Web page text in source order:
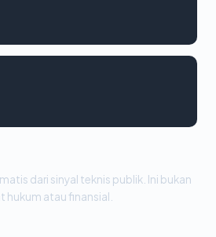
dari sinyal teknis publik. Ini bukan
hukum atau finansial.